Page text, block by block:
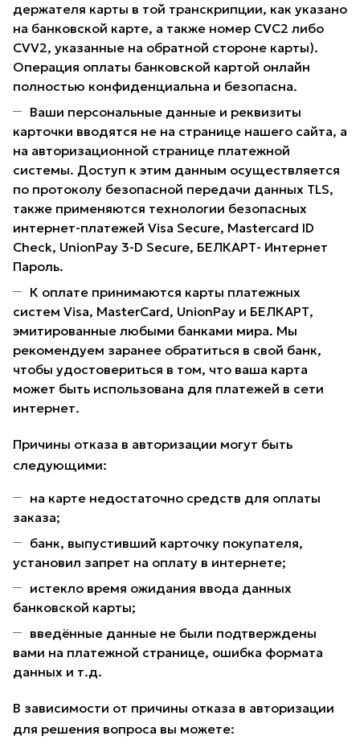
держателя карты в той транскрипции, как указано
на банковской карте, а также номер CVC2 либо
CVV2, указанные на обратной стороне карты).
Операция оплаты банковской картой онлайн
полностью конфиденциальна и безопасна.
Ваши персональные данные и реквизиты
карточки вводятся не на странице нашего сайта, а
на авторизационной странице платежной
системы. Доступ к этим данным осуществляется
по протоколу безопасной передачи данных TLS,
также применяются технологии безопасных
интернет-платежей Visa Secure, Mastercard ID
Check, UnionPay 3-D Secure, БЕЛКАРТ- Интернет
Пароль.
К оплате принимаются карты платежных
систем Visa, MasterCard, UnionPay и БЕЛКАРТ,
эмитированные любыми банками мира. Мы
рекомендуем заранее обратиться в свой банк,
чтобы удостовериться в том, что ваша карта
может быть использована для платежей в сети
интернет.
Причины отказа в авторизации могут быть
следующими:
на карте недостаточно средств для оплаты
заказа;
банк, выпустивший карточку покупателя,
установил запрет на оплату в интернете;
истекло время ожидания ввода данных
банковской карты;
введённые данные не были подтверждены
вами на платежной странице, ошибка формата
данных и т.д.
В зависимости от причины отказа в авторизации
для решения вопроса вы можете: